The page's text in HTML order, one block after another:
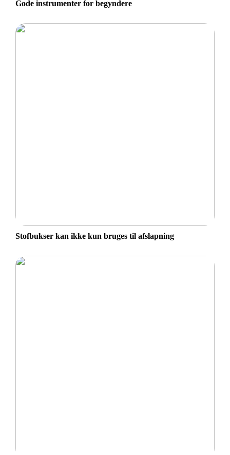
Gode instrumenter for begyndere
Stofbukser kan ikke kun bruges til afslapning